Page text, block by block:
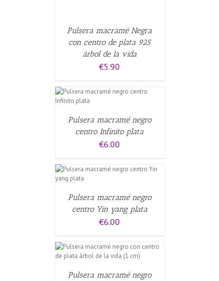
Pulsera macramé Negra
con centro de plata 925
árbol de la vida
€5.90
Pulsera macramé negro
centro Infinito plata
€6.00
Pulsera macramé negro
centro Yin yang plata
€6.00
Pulsera macramé negro